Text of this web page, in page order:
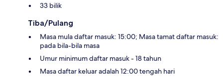
33 bilik
Tiba/Pulang
Masa mula daftar masuk: 15:00; Masa tamat daftar masuk:
pada bila-bila masa
Umur minimum daftar masuk - 18 tahun
Masa daftar keluar adalah 12:00 tengah hari